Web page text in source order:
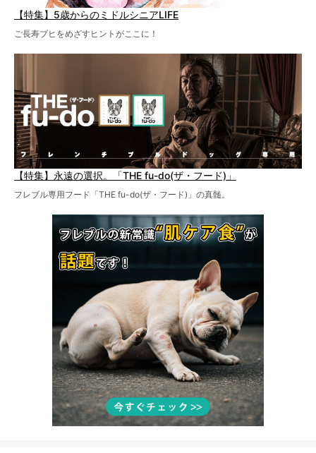
【特集】5歳からのミドルシニアLIFE
ご長寿ブヒをめざすヒントがここに！
【特集】永遠の選択。「THE fu-do(ザ・フード)」
フレブル専用フード「THE fu-do(ザ・フード)」の真髄。